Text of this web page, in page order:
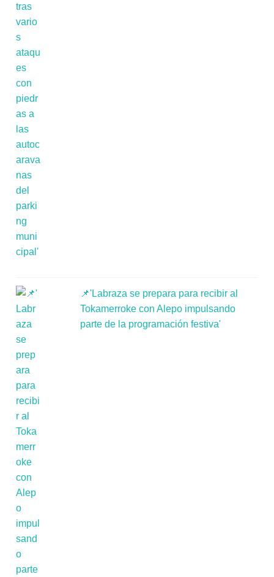
📌'Labraza se prepara para recibir al
Tokamerroke con Alepo impulsando
parte de la programación festiva'